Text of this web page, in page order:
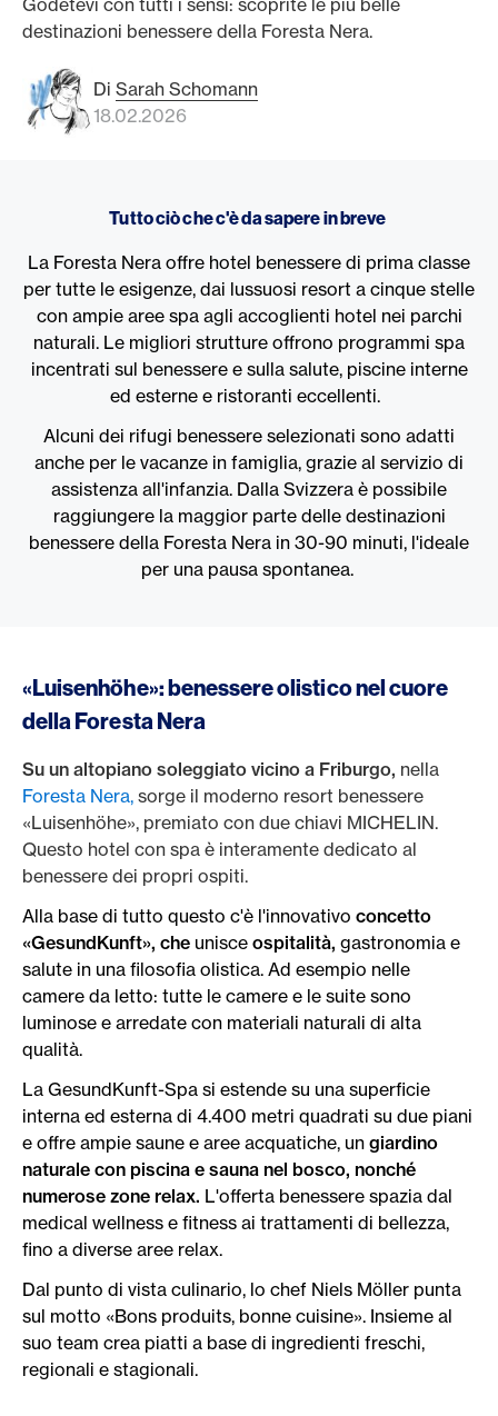
Godetevi con tutti i sensi: scoprite le più belle
destinazioni benessere della Foresta Nera.
Di Sarah Schomann
18.02.2026
Tutto ciò che c'è da sapere in breve
La Foresta Nera offre hotel benessere di prima classe
per tutte le esigenze, dai lussuosi resort a cinque stelle
con ampie aree spa agli accoglienti hotel nei parchi
naturali. Le migliori strutture offrono programmi spa
incentrati sul benessere e sulla salute, piscine interne
ed esterne e ristoranti eccellenti.
Alcuni dei rifugi benessere selezionati sono adatti
anche per le vacanze in famiglia, grazie al servizio di
assistenza all'infanzia. Dalla Svizzera è possibile
raggiungere la maggior parte delle destinazioni
benessere della Foresta Nera in 30-90 minuti, l'ideale
per una pausa spontanea.
«Luisenhöhe»: benessere olistico nel cuore
della Foresta Nera
Su un altopiano soleggiato vicino a Friburgo, nella
Foresta Nera, sorge il moderno resort benessere
«Luisenhöhe», premiato con due chiavi MICHELIN.
Questo hotel con spa è interamente dedicato al
benessere dei propri ospiti.
Alla base di tutto questo c'è l'innovativo concetto
«GesundKunft», che unisce ospitalità, gastronomia e
salute in una filosofia olistica. Ad esempio nelle
camere da letto: tutte le camere e le suite sono
luminose e arredate con materiali naturali di alta
qualità.
La GesundKunft-Spa si estende su una superficie
interna ed esterna di 4.400 metri quadrati su due piani
e offre ampie saune e aree acquatiche, un giardino
naturale con piscina e sauna nel bosco, nonché
numerose zone relax. L'offerta benessere spazia dal
medical wellness e fitness ai trattamenti di bellezza,
fino a diverse aree relax.
Dal punto di vista culinario, lo chef Niels Möller punta
sul motto «Bons produits, bonne cuisine». Insieme al
suo team crea piatti a base di ingredienti freschi,
regionali e stagionali.